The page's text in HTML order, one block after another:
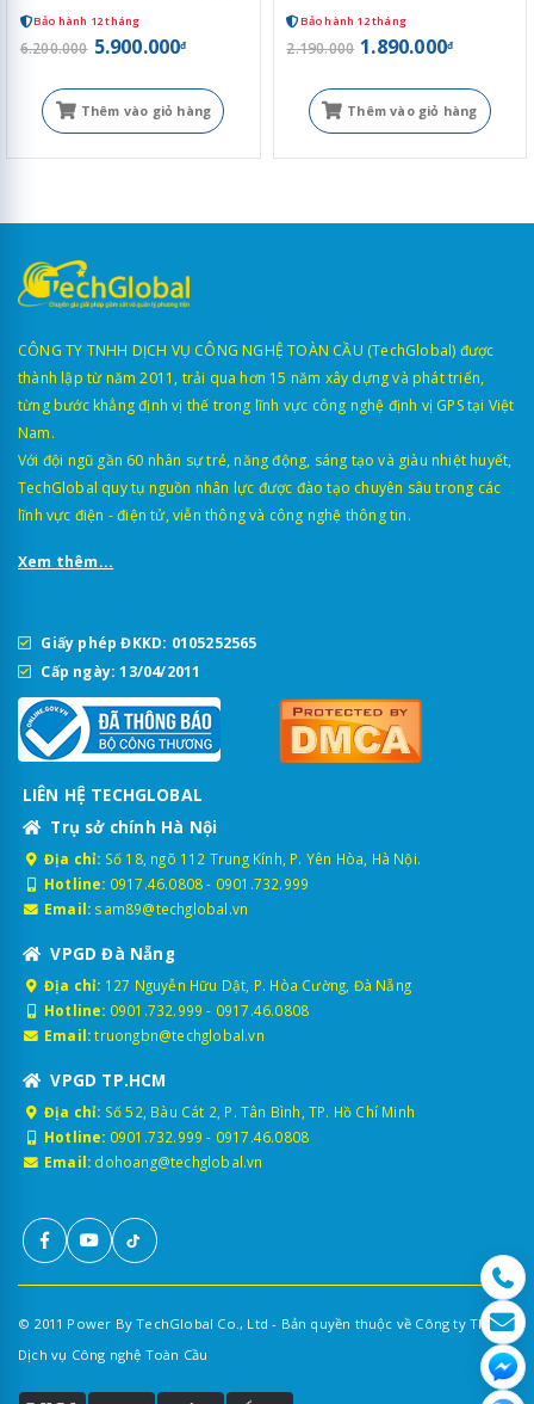
Bảo hành 12 tháng
6.200.000 5.900.000đ
Thêm vào giỏ hàng
Bảo hành 12 tháng
2.190.000 1.890.000đ
Thêm vào giỏ hàng
CÔNG TY TNHH DỊCH VỤ CÔNG NGHỆ TOÀN CẦU (TechGlobal) được
thành lập từ năm 2011, trải qua hơn 15 năm xây dựng và phát triển,
từng bước khẳng định vị thế trong lĩnh vực công nghệ định vị GPS tại Việt
Nam.
Với đội ngũ gần 60 nhân sự trẻ, năng động, sáng tạo và giàu nhiệt huyết,
TechGlobal quy tụ nguồn nhân lực được đào tạo chuyên sâu trong các
lĩnh vực điện - điện tử, viễn thông và công nghệ thông tin.
Xem thêm...
Giấy phép ĐKKD: 0105252565
Cấp ngày: 13/04/2011
LIÊN HỆ TECHGLOBAL
Trụ sở chính Hà Nội
Địa chỉ: Số 18, ngõ 112 Trung Kính, P. Yên Hòa, Hà Nội.
Hotline: 0917.46.0808- 0901.732.999
Email: sam89@techglobal.vn
VPGD Đà Nẵng
Địa chỉ: 127 Nguyễn Hữu Dật, P. Hòa Cường, Đà Nẵng
Hotline: 0901.732.999 - 0917.46.0808
Email: truongbn@techglobal.vn
VPGD TP.HCM
Địa chỉ: Số 52, Bàu Cát 2, P. Tân Bình, TP. Hồ Chí Minh
Hotline: 0901.732.999 - 0917.46.0808
Email: dohoang@techglobal.vn
© 2011 Power By TechGlobal Co., Ltd - Bản quyền thuộc về Công ty TNHH
Dịch vụ Công nghệ Toàn Cầu